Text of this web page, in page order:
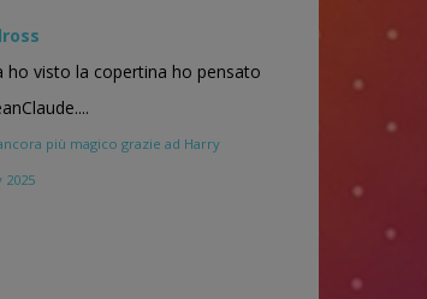
ho visto la copertina ho pensato
più magico grazie ad Harry
2025